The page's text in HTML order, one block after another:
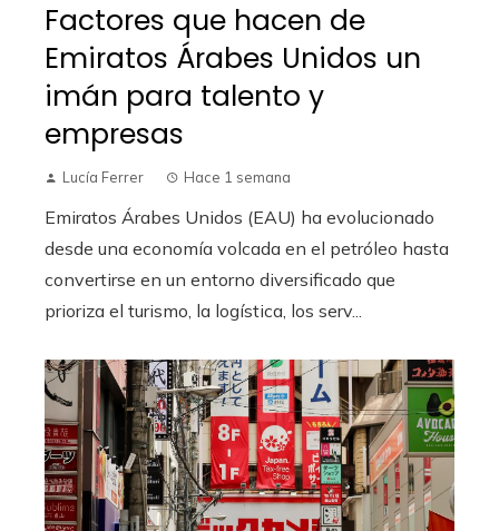
Factores que hacen de
Emiratos Árabes Unidos un
imán para talento y
empresas
Lucía Ferrer Hace 1 semana
Emiratos Árabes Unidos (EAU) ha evolucionado
desde una economía volcada en el petróleo hasta
convertirse en un entorno diversificado que
prioriza el turismo, la logística, los serv...